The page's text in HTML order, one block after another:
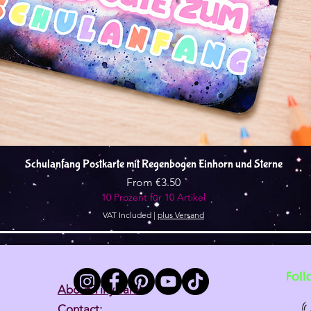
Quick View
Schulanfang Postkarte mit Regenbogen Einhorn und Sterne
From €3.50
Sale Price
10 Prozent für 10 Artikel
VAT Included | plus Versand
About Tiny Tami